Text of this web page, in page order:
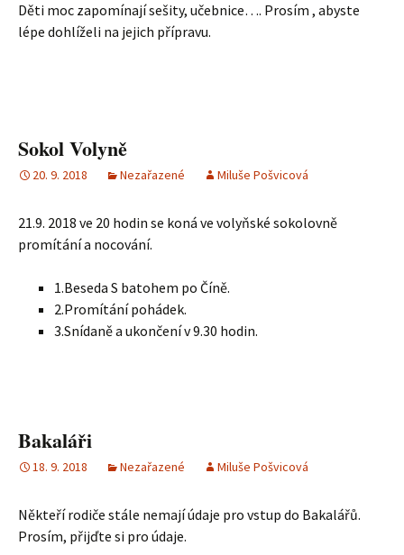
Děti moc zapomínají sešity, učebnice…. Prosím , abyste
lépe dohlíželi na jejich přípravu.
Sokol Volyně
20. 9. 2018 Nezařazené Miluše Pošvicová
21.9. 2018 ve 20 hodin se koná ve volyňské sokolovně
promítání a nocování.
1.Beseda S batohem po Číně.
2.Promítání pohádek.
3.Snídaně a ukončení v 9.30 hodin.
Bakaláři
18. 9. 2018 Nezařazené Miluše Pošvicová
Někteří rodiče stále nemají údaje pro vstup do Bakalářů.
Prosím, přijďte si pro údaje.